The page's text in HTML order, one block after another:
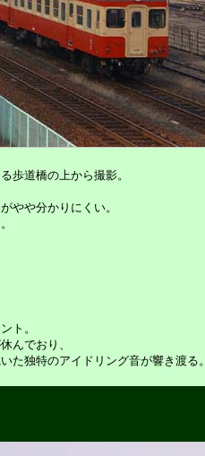
歩道橋の上から撮影。
やや分かりにくい。
ト。
んでおり、
た独特のアイドリング音が響き渡る。